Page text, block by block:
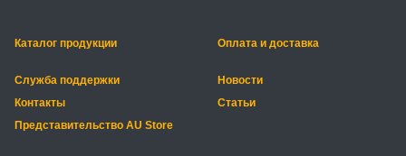
Каталог продукции Оплата и доставка
Служба поддержки
Новости
Контакты
Статьи
Представительство AU Store